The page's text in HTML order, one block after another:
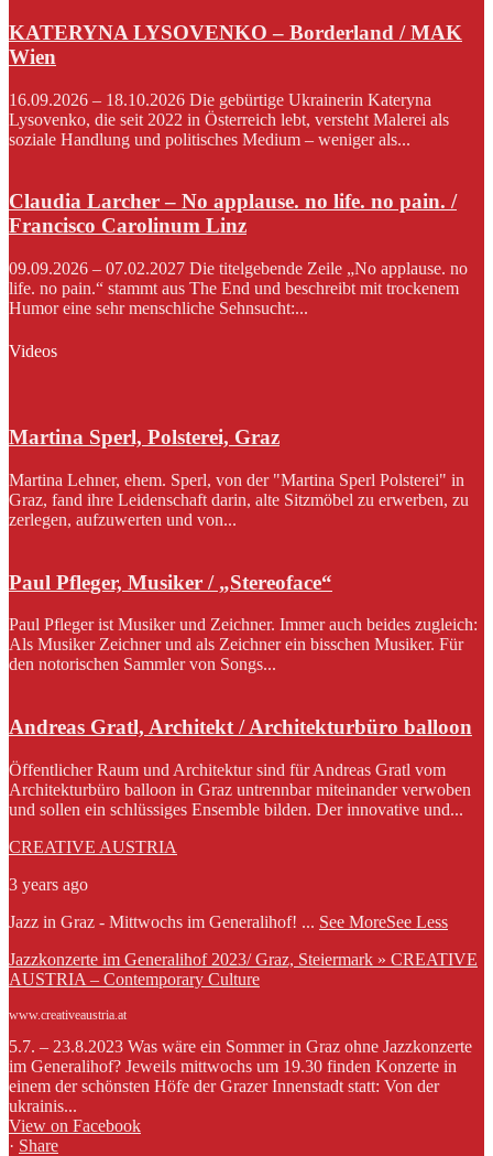
KATERYNA LYSOVENKO – Borderland / MAK
Wien
16.09.2026 – 18.10.2026 Die gebürtige Ukrainerin Kateryna
Lysovenko, die seit 2022 in Österreich lebt, versteht Malerei als
soziale Handlung und politisches Medium – weniger als...
Claudia Larcher – No applause. no life. no pain. /
Francisco Carolinum Linz
09.09.2026 – 07.02.2027 Die titelgebende Zeile „No applause. no
life. no pain.“ stammt aus The End und beschreibt mit trockenem
Humor eine sehr menschliche Sehnsucht:...
Videos
Martina Sperl, Polsterei, Graz
Martina Lehner, ehem. Sperl, von der "Martina Sperl Polsterei" in
Graz, fand ihre Leidenschaft darin, alte Sitzmöbel zu erwerben, zu
zerlegen, aufzuwerten und von...
Paul Pfleger, Musiker / „Stereoface“
Paul Pfleger ist Musiker und Zeichner. Immer auch beides zugleich:
Als Musiker Zeichner und als Zeichner ein bisschen Musiker. Für
den notorischen Sammler von Songs...
Andreas Gratl, Architekt / Architekturbüro balloon
Öffentlicher Raum und Architektur sind für Andreas Gratl vom
Architekturbüro balloon in Graz untrennbar miteinander verwoben
und sollen ein schlüssiges Ensemble bilden. Der innovative und...
CREATIVE AUSTRIA
3 years ago
Jazz in Graz - Mittwochs im Generalihof! ... See MoreSee Less
Jazzkonzerte im Generalihof 2023/ Graz, Steiermark » CREATIVE
AUSTRIA – Contemporary Culture
www.creativeaustria.at
5.7. – 23.8.2023 Was wäre ein Sommer in Graz ohne Jazzkonzerte
im Generalihof? Jeweils mittwochs um 19.30 finden Konzerte in
einem der schönsten Höfe der Grazer Innenstadt statt: Von der
ukrainis...
View on Facebook
· Share